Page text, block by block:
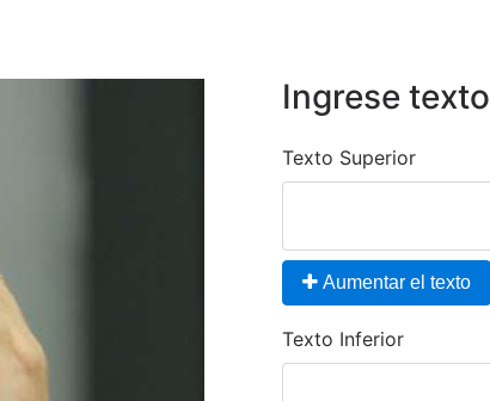
Ingrese texto
Texto Superior
Aumentar el texto
Texto Inferior